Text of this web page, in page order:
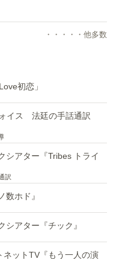
・・・・・他多数
初恋」
イス 法廷の手話通訳
シアター『Tribes トライ
訳
数ホド』
シアター『チック』
ネットTV『もう一人の演